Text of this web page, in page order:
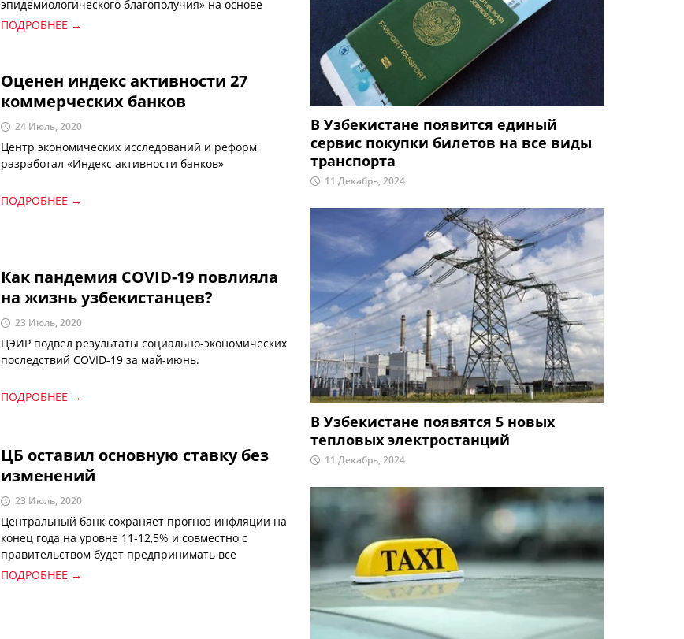
эпидемиологического благополучия» на основе
изучения соответствия их деятельности
ПОДРОБНЕЕ →
Оценен индекс активности 27
коммерческих банков
24 Июль, 2020
Центр экономических исследований и реформ
разработал «Индекс активности банков»
ПОДРОБНЕЕ →
Как пандемия COVID-19 повлияла
на жизнь узбекистанцев?
23 Июль, 2020
ЦЭИР подвел результаты социально-экономических
последствий COVID-19 за май-июнь.
ПОДРОБНЕЕ →
ЦБ оставил основную ставку без
изменений
23 Июль, 2020
Центральный банк сохраняет прогноз инфляции на
конец года на уровне 11-12,5% и совместно с
правительством будет предпринимать все
необходимые меры для его достижения.
ПОДРОБНЕЕ →
В Узбекистане появится единый
сервис покупки билетов на все виды
транспорта
11 Декабрь, 2024
В Узбекистане появятся 5 новых
тепловых электростанций
11 Декабрь, 2024